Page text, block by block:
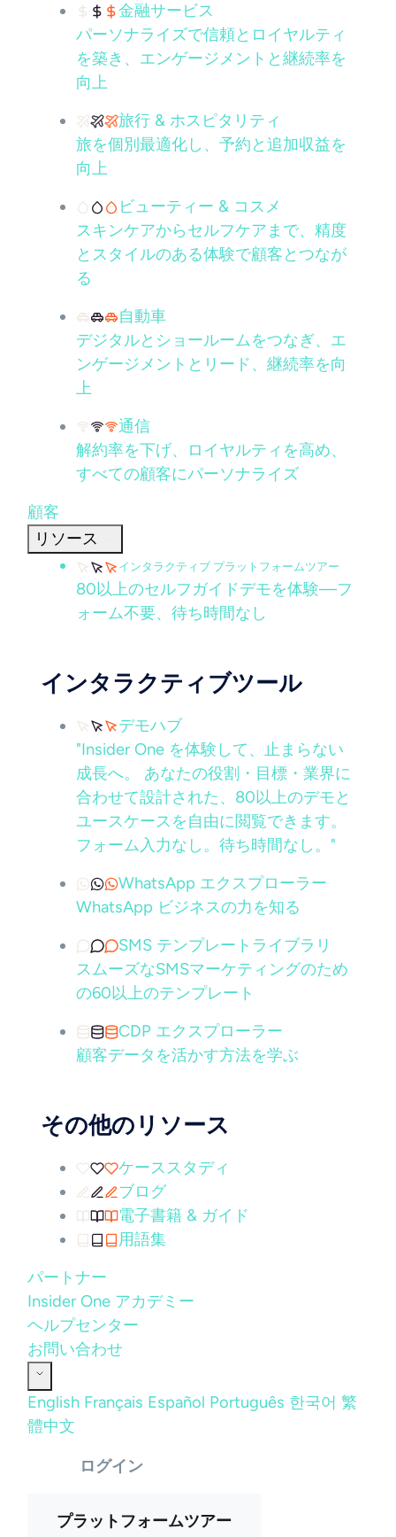
金融サービス
パーソナライズで信頼とロイヤルティ
を築き、エンゲージメントと継続率を
向上
旅行 & ホスピタリティ
旅を個別最適化し、予約と追加収益を
向上
ビューティー & コスメ
スキンケアからセルフケアまで、精度
とスタイルのある体験で顧客とつなが
る
自動車
デジタルとショールームをつなぎ、エ
ンゲージメントとリード、継続率を向
上
通信
解約率を下げ、ロイヤルティを高め、
すべての顧客にパーソナライズ
顧客
リソース
インタラクティブ プラットフォームツアー
80以上のセルフガイドデモを体験—フ
ォーム不要、待ち時間なし
インタラクティブツール
デモハブ
"Insider One を体験して、止まらない
成長へ。 あなたの役割・目標・業界に
合わせて設計された、80以上のデモと
ユースケースを自由に閲覧できます。
フォーム入力なし。待ち時間なし。"
WhatsApp エクスプローラー
WhatsApp ビジネスの力を知る
SMS テンプレートライブラリ
スムーズなSMSマーケティングのため
の60以上のテンプレート
CDP エクスプローラー
顧客データを活かす方法を学ぶ
その他のリソース
ケーススタディ
ブログ
電子書籍 & ガイド
用語集
パートナー
Insider One アカデミー
ヘルプセンター
お問い合わせ
English Français Español Português 한국어 繁
體中文
ログイン
プラットフォームツアー